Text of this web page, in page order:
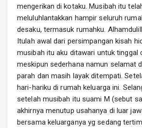
mengerikan di kotaku. Musibah itu
meluluhlantakkan hampir seluruh
desaku, termasuk rumahku.
Itulah awal dari persimpangan kisah
musibah itu aku ditawari untuk tinggal
meskipun sederhana namun selamat
parah dan masih layak ditempati.
hari-hariku di rumah keluarga ini.
setelah musibah itu suami M (sebut
akhirnya menutup usahanya di luar
bersama keluarganya yg sedang